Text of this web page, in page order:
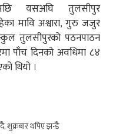
यसअघि तुलसीपुर
मावि अश्वारा, गुरु जजुर
स्कुल तुलसीपुरको पठनपाठन
पाँच दिनको अवधिमा ८४
थियो ।
शुक्रबार थपिए झन्डै